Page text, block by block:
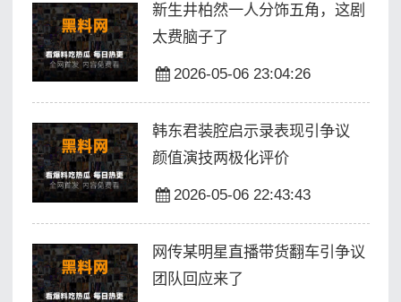
新生井柏然一人分饰五角，这剧
太费脑子了
2026-05-06 23:04:26
韩东君装腔启示录表现引争议
颜值演技两极化评价
2026-05-06 22:43:43
网传某明星直播带货翻车引争议
团队回应来了